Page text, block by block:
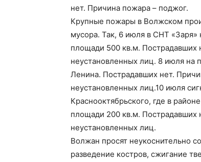
нет. Причина пожара – поджог.
Крупные пожары в Волжском
мусора. Так, 6 июля в СНТ «Заря»
площади 500 кв.м.
неустановленных лиц. 8 июля на
Ленина. Пострадавших нет.
неустановленных лиц.10 июля
Краснооктябрьского, где в
площади 200 кв.м.
неустановленных лиц.
Волжан просят неукоснительно
разведение костров, сжигание